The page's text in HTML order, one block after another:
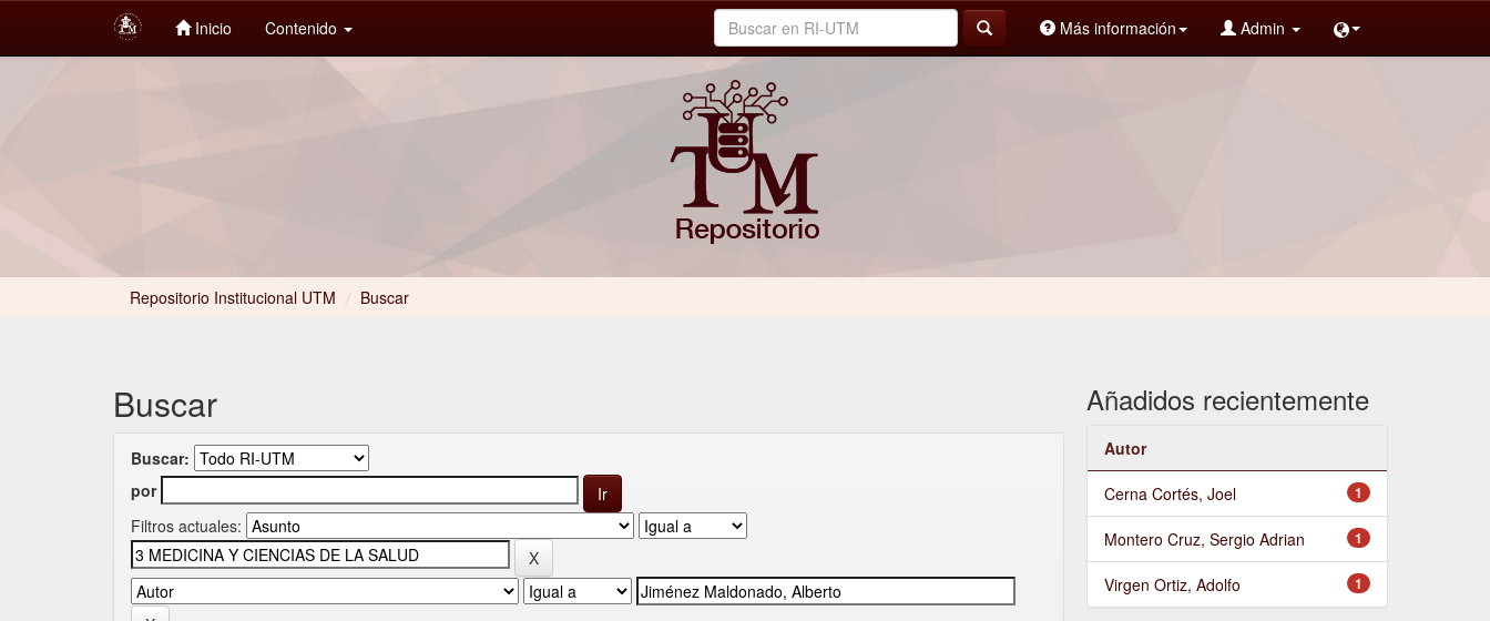
Inicio Contenido Más información Admin
Repositorio Institucional UTM / Buscar
Buscar
Buscar:
por
Filtros actuales:
Añadidos recientemente
Autor
1
Cerna Cortés, Joel
1
Montero Cruz, Sergio Adrian
1
Virgen Ortiz, Adolfo